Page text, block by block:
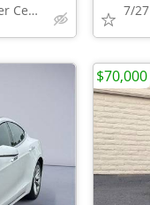
+ Escondido Auto Super Center 7/27
$70,000